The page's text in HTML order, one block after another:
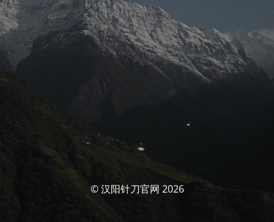
© 汉阳针刀官网 2026